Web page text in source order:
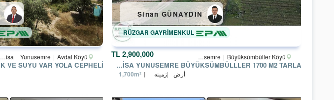
2,900,000 TL Yunusemre Büyüksümbüller Köyü
MANISA YUNUSEMRE BÜYÜKSÜMBÜLLLER 1700 M2 TARLA
أرض زمینه 1,700m²
RÜZGAR GAYRİMENKUL
Sinan GÜNAYDIN
Manisa Yunusemre Avdal Köyü